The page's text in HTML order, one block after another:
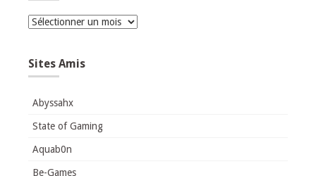
Archives
Sites Amis
Abyssahx
State of Gaming
Aquab0n
Be-Games